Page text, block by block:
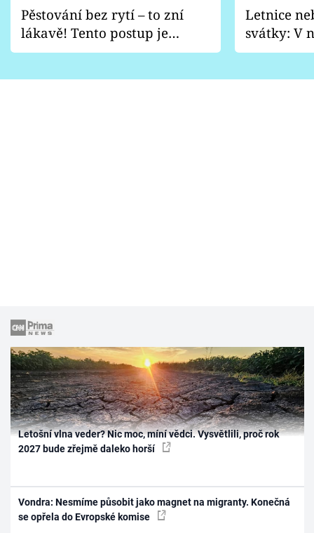
Pěstování bez rytí – to zní
lákavě! Tento postup je
vhodný jen pro některé
Letnice
svátky: V
pondělí
Letošní vlna veder? Nic moc, míní vědci. Vysvětlili, proč rok
2027 bude zřejmě daleko horší
Vondra: Nesmíme působit jako magnet na migranty. Konečná
se opřela do Evropské komise